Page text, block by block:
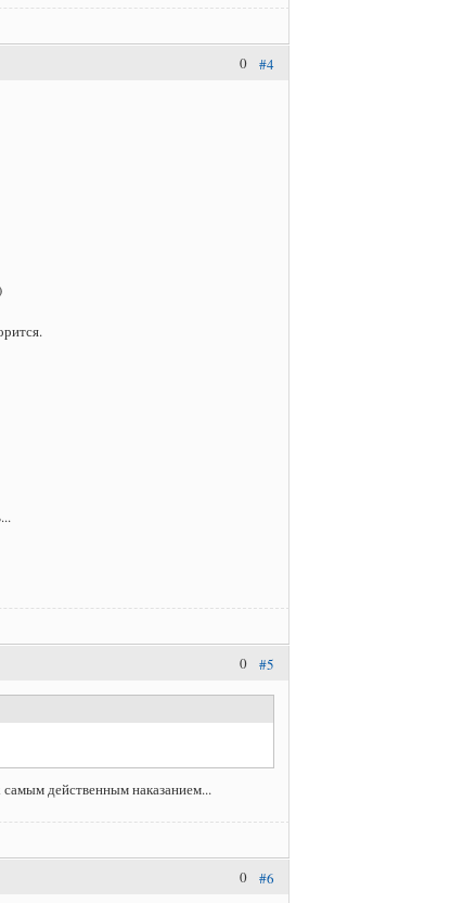
#4
0
#5
0
самым действенным наказанием...
#6
0